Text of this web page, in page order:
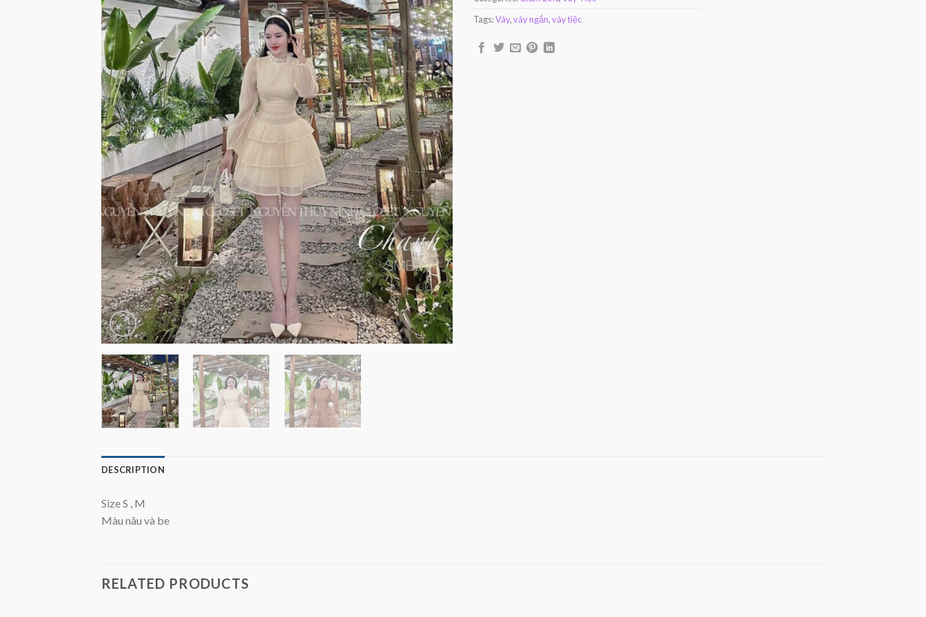
Tags:Váy,váy ngắn,váy tiệc
DESCRIPTION
Size S , M
Màu nâu và be
RELATED PRODUCTS